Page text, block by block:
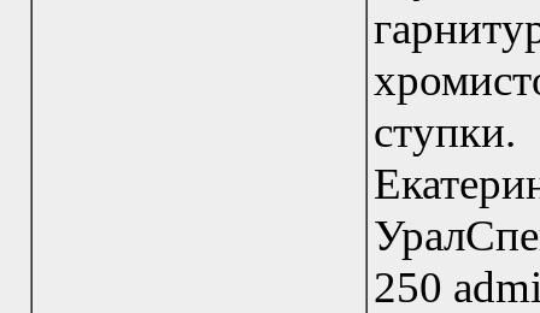
250